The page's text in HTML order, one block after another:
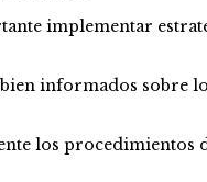
implementar
informados sobre
los procedimientos